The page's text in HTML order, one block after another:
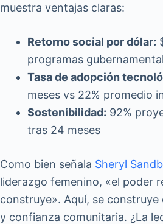
muestra ventajas claras:
Retorno social por dólar:
programas
Tasa de adopción
meses vs 22% promedio
Sostenibilidad: 92%
tras 24 meses
Como bien señala Sheryl
liderazgo femenino, «el poder
construye». Aquí, se
y confianza comunitaria. ¿La